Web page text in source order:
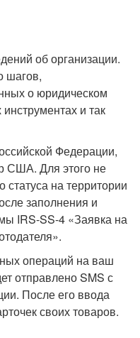
об организации.
шагов,
о юридическом
и так
Федерации,
США. Для этого не
статуса на территории
заполнения и
IRS-SS-4 «Заявка на
операций на ваш
отправлено SMS с
После его ввода
своих товаров.